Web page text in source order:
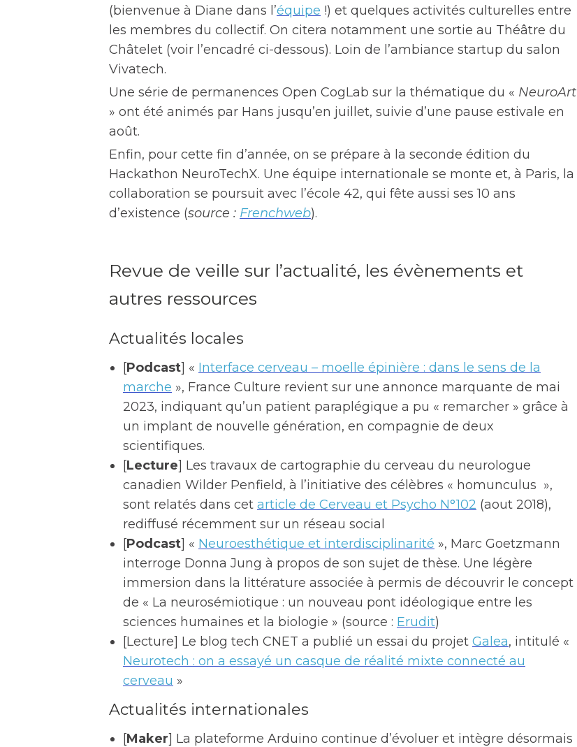
(bienvenue à Diane dans l’équipe !) et quelques activités culturelles entre
les membres du collectif. On citera notamment une sortie au Théâtre du
Châtelet (voir l’encadré ci-dessous). Loin de l’ambiance startup du salon
Vivatech.
Une série de permanences Open CogLab sur la thématique du « NeuroArt
» ont été animés par Hans jusqu’en juillet, suivie d’une pause estivale en
août.
Enfin, pour cette fin d’année, on se prépare à la seconde édition du
Hackathon NeuroTechX. Une équipe internationale se monte et, à Paris, la
collaboration se poursuit avec l’école 42, qui fête aussi ses 10 ans
d’existence (source : Frenchweb).
Revue de veille sur l’actualité, les évènements et
autres ressources
Actualités locales
[Podcast] « Interface cerveau – moelle épinière : dans le sens de la
marche », France Culture revient sur une annonce marquante de mai
2023, indiquant qu’un patient paraplégique a pu « remarcher » grâce à
un implant de nouvelle génération, en compagnie de deux
scientifiques.
[Lecture] Les travaux de cartographie du cerveau du neurologue
canadien Wilder Penfield, à l’initiative des célèbres « homunculus »,
sont relatés dans cet article de Cerveau et Psycho N°102 (aout 2018),
rediffusé récemment sur un réseau social
[Podcast] « Neuroesthétique et interdisciplinarité », Marc Goetzmann
interroge Donna Jung à propos de son sujet de thèse. Une légère
immersion dans la littérature associée à permis de découvrir le concept
de « La neurosémiotique : un nouveau pont idéologique entre les
sciences humaines et la biologie » (source : Erudit)
[Lecture] Le blog tech CNET a publié un essai du projet Galea, intitulé «
Neurotech : on a essayé un casque de réalité mixte connecté au
cerveau »
Actualités internationales
[Maker] La plateforme Arduino continue d’évoluer et intègre désormais